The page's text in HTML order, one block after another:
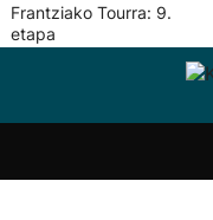
Frantziako Tourra: 9.
etapa
Taldeak